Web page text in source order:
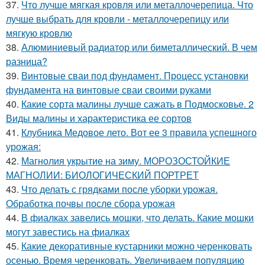
37. Что лучше мягкая кровля или металлочерепица. Что
лучше выбрать для кровли - металлочерепицу или
мягкую кровлю
38. Алюминиевый радиатор или биметаллический. В чем
разница?
39. Винтовые сваи под фундамент. Процесс установки
фундамента на винтовые сваи своими руками
40. Какие сорта малины лучше сажать в Подмосковье. 2
Виды малины и характеристика ее сортов
41. Клубника Медовое лето. Вот ее 3 правила успешного
урожая:
42. Магнолия укрытие на зиму. МОРОЗОСТОЙКИЕ
МАГНОЛИИ: БИОЛОГИЧЕСКИЙ ПОРТРЕТ
43. Что делать с грядками после уборки урожая.
Обработка почвы после сбора урожая
44. В фиалках завелись мошки, что делать. Какие мошки
могут завестись на фиалках
45. Какие декоративные кустарники можно черенковать
осенью. Время черенковать. Увеличиваем популяцию